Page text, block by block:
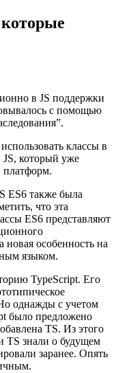
в JS поддержки
с помощью
классы в
JS, который уже
платформ.
ES6 также была
что эта
ES6 представляют
новая особенность на
языком.
TypeScript. Его
однажды с учетом
было предложено
TS. Из этого
TS знали о будущем
заранее. Опять